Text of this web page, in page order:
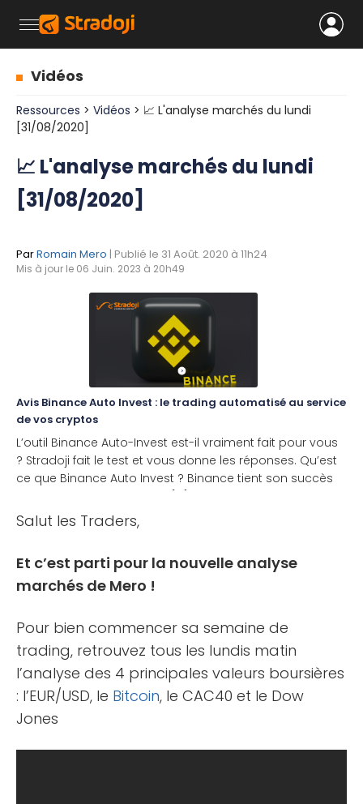
Vidéos
Ressources > Vidéos > 📈 L'analyse marchés du lundi
[31/08/2020]
📈 L'analyse marchés du lundi
[31/08/2020]
ParRomain Mero | Publié le 31 Août. 2020 à 11h24
Mis à jour le 06 Juin. 2023 à 20h49
Avis Binance Auto Invest : le trading automatisé au service
de vos cryptos
L’outil Binance Auto-Invest est-il vraiment fait pour vous
? Stradoji fait le test et vous donne les réponses. Qu’est
ce que Binance Auto Invest ? Binance tient son succès
Salut les Traders,
Et c’est parti pour la nouvelle analyse
marchés de Mero !
Pour bien commencer sa semaine de
trading, retrouvez tous les lundis matin
l’analyse des 4 principales valeurs boursières
: l’EUR/USD, le Bitcoin, le CAC40 et le Dow
Jones